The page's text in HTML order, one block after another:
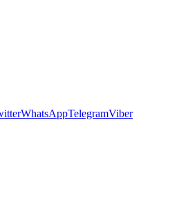
WhatsAppTelegramViber